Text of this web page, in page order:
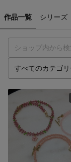
作品一覧 シリーズ